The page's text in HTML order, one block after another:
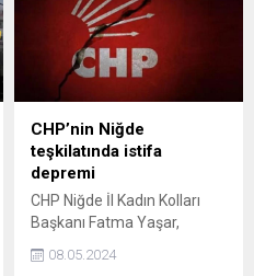
konuşma bozukluğu
yaşayan Carly'nin sıra dışı
hikayesini keşfedin.
CHP’nin Niğde
teşkilatında istifa
depremi
CHP Niğde İl Kadın Kolları
Başkanı Fatma Yaşar,
nedeniyle CHP İl Kadın
08.05.2024